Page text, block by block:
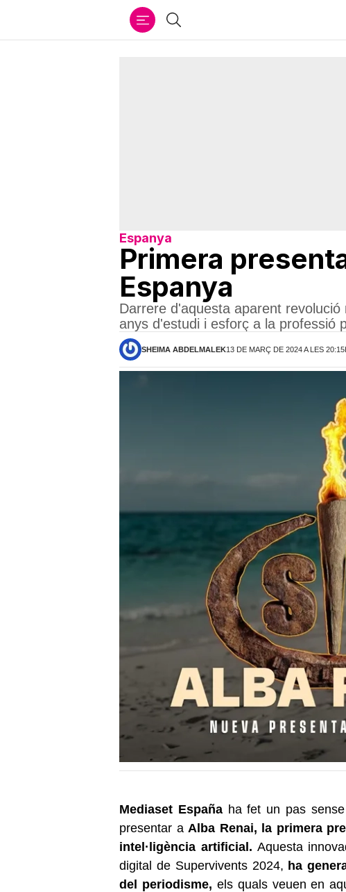
Cercar
Espanya
Primera
Espanya
Darrere d'aquesta aparent
anys d'estudi i esforç a la professió
SHEIMA ABDELMALEK13 DE MARÇ DE 2024 A LES
Mediaset Españaha fet un pas sense
presentar a Alba Renai, la primera
intel·ligència artificial. Aquesta
digital de Supervivents 2024, ha
del periodisme, els quals veuen en